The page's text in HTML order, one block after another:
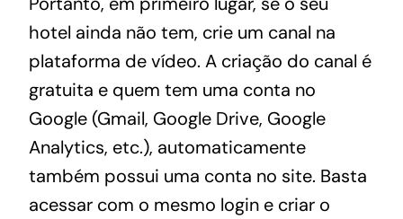
hotel ainda não tem, crie um canal na
plataforma de vídeo. A criação do canal é
gratuita e quem tem uma conta no
Google (Gmail, Google Drive, Google
Analytics, etc.), automaticamente
também possui uma conta no site. Basta
acessar com o mesmo login e criar o